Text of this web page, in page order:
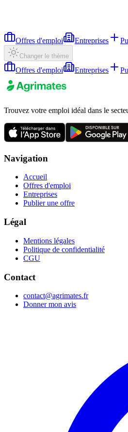
Offres d'emploi Entreprises
Changer le thème
Offres d'emploi Entreprises
Trouvez votre emploi idéal dans le
Navigation
Accueil
Offres d'emploi
Entreprises
Publier une offre
Légal
Mentions légales
Politique de confidentialité
CGU
Contact
contact@agrimates.fr
Donner mon avis